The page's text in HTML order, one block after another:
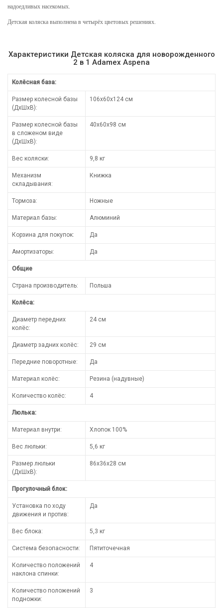
надоедливых насекомых.
Детская коляска выполнена в четырёх цветовых решениях.
Характеристики Детская коляска для новорожденного
2 в 1 Adamex Aspena
Колёсная база:
Размер колесной базы
(ДхШхВ):
106х60х124 см
Размер колесной базы
в сложеном виде
(ДхШхВ):
40х60х98 см
Вес коляски: 9,8 кг
Механизм
складывания:
Книжка
Тормоза: Ножные
Материал базы: Алюминий
Корзина для покупок: Да
Амортизаторы: Да
Общие
Страна производитель: Польша
Колёса:
Диаметр передних
колёс:
24 см
Диаметр задних колёс: 29 см
Передние поворотные: Да
Материал колёс: Резина (надувные)
Количество колёс: 4
Люлька:
Материал внутри: Хлопок 100%
Вес люльки: 5,6 кг
Размер люльки
(ДхШхВ):
86х36х28 см
Прогулочный блок:
Установка по ходу
движения и против:
Да
Вес блока: 5,3 кг
Система безопасности: Пятиточечная
Количество положений
наклона спинки:
4
Количество положений
подножки:
3